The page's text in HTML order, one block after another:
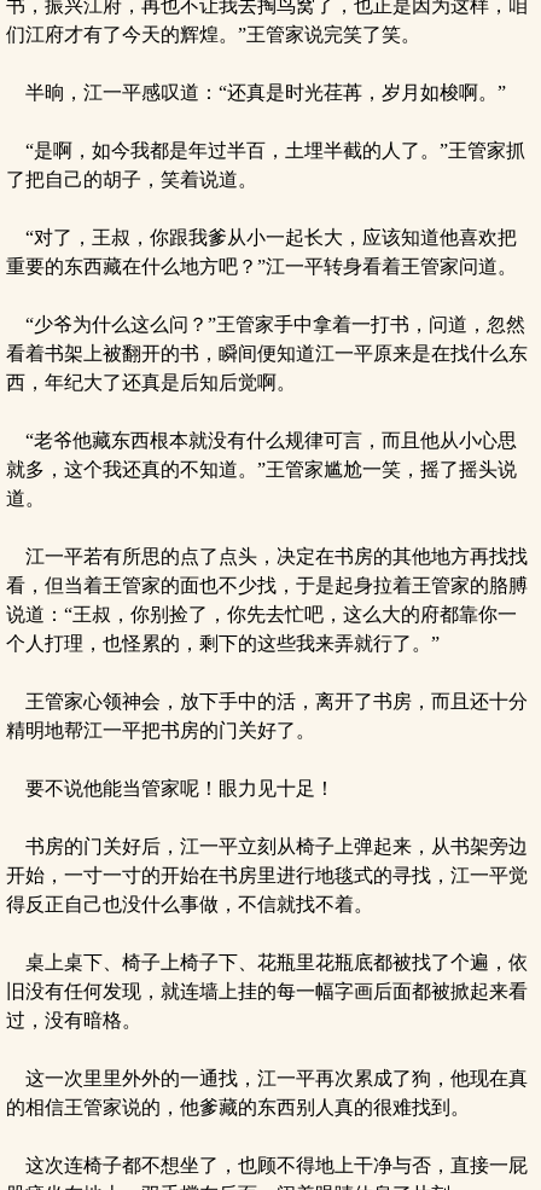
书，振兴江府，再也不让我去掏鸟窝了，也正是因为这样，咱
们江府才有了今天的辉煌。”王管家说完笑了笑。
半晌，江一平感叹道：“还真是时光荏苒，岁月如梭啊。”
“是啊，如今我都是年过半百，土埋半截的人了。”王管家抓
了把自己的胡子，笑着说道。
“对了，王叔，你跟我爹从小一起长大，应该知道他喜欢把
重要的东西藏在什么地方吧？”江一平转身看着王管家问道。
“少爷为什么这么问？”王管家手中拿着一打书，问道，忽然
看着书架上被翻开的书，瞬间便知道江一平原来是在找什么东
西，年纪大了还真是后知后觉啊。
“老爷他藏东西根本就没有什么规律可言，而且他从小心思
就多，这个我还真的不知道。”王管家尴尬一笑，摇了摇头说
道。
江一平若有所思的点了点头，决定在书房的其他地方再找找
看，但当着王管家的面也不少找，于是起身拉着王管家的胳膊
说道：“王叔，你别捡了，你先去忙吧，这么大的府都靠你一
个人打理，也怪累的，剩下的这些我来弄就行了。”
王管家心领神会，放下手中的活，离开了书房，而且还十分
精明地帮江一平把书房的门关好了。
要不说他能当管家呢！眼力见十足！
书房的门关好后，江一平立刻从椅子上弹起来，从书架旁边
开始，一寸一寸的开始在书房里进行地毯式的寻找，江一平觉
得反正自己也没什么事做，不信就找不着。
桌上桌下、椅子上椅子下、花瓶里花瓶底都被找了个遍，依
旧没有任何发现，就连墙上挂的每一幅字画后面都被掀起来看
过，没有暗格。
这一次里里外外的一通找，江一平再次累成了狗，他现在真
的相信王管家说的，他爹藏的东西别人真的很难找到。
这次连椅子都不想坐了，也顾不得地上干净与否，直接一屁